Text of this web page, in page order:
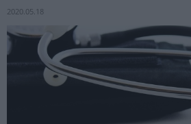
2020.05.18